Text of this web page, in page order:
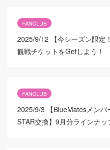
FANCLUB
2025/9/12
【今シーズン限
観戦チケットをGetしよう！
FANCLUB
2025/9/3
【BlueMatesメン
STAR交換】9月分ラインナッ